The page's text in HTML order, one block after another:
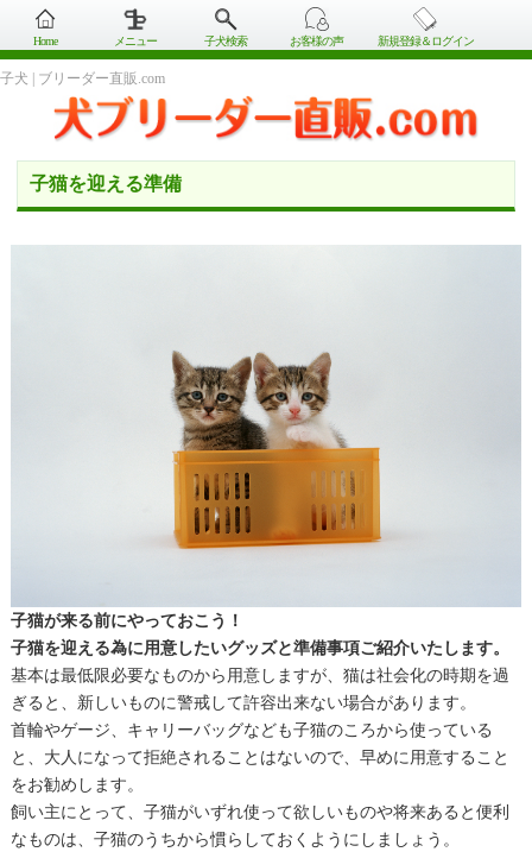
Home メニュー 子犬検索 お客様の声 新規登録＆ログイン
子犬 | ブリーダー直販.com
子猫を迎える準備
子猫が来る前にやっておこう ！
子猫を迎える為に用意したいグッズと準備事項ご紹介いたします。
基本は最低限必要なものから用意しますが、猫は社会化の時期を過
ぎると、新しいものに警戒して許容出来ない場合があります。
首輪やゲージ、キャリーバッグなども子猫のころから使っている
と、大人になって拒絶されることはないので、早めに用意すること
をお勧めします。
飼い主にとって、子猫がいずれ使って欲しいものや将来あると便利
なものは、子猫のうちから慣らしておくようにしましょう。